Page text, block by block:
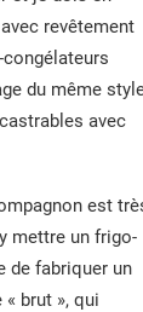
revêtement
du même
avec
est
mettre un frigo-
de fabriquer un
brut », qui